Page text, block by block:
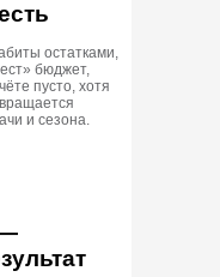
остатками,
бюджет,
пусто, хотя
и сезона.